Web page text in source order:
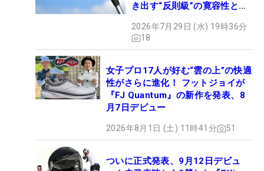
き出す“反則級”の寛容性と飛
2026年7月29日 (水) 19時36分
18
女子プロ17人が好む“雲の上”の快適
性がさらに進化！ フットジョイが
『FJ Quantum』の新作を発表、8
月7日デビュー
2026年8月1日 (土) 11時41分 51
ついに正式発表、9月12日デビュ